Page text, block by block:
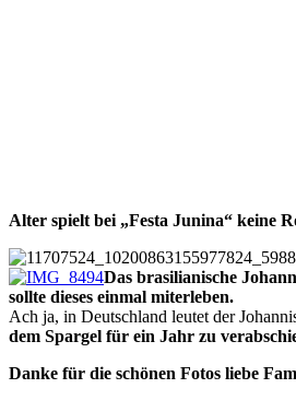
Alter spielt bei „Festa Junina“ keine
Das brasilianische
sollte dieses einmal miterleben.
Ach ja, in Deutschland leutet der
dem Spargel für ein Jahr zu
Danke für die schönen Fotos liebe